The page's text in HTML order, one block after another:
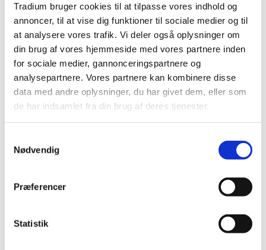
Tradium bruger cookies til at tilpasse vores indhold og
annoncer, til at vise dig funktioner til sociale medier og til
at analysere vores trafik. Vi deler også oplysninger om
din brug af vores hjemmeside med vores partnere inden
for sociale medier, gannonceringspartnere og
analysepartnere. Vores partnere kan kombinere disse
data med andre oplysninger, du har givet dem, eller som
de har indsamlet fra din brug af deres tjenester.
Nødvendig
Præferencer
Statistik
Efter kurset kan du også gennemføre forhandlinger med
kunder i salgssituationer eksempelvis med afsæt i
virksomhedens idé og profil samt salgs- og servicepolitik
med det formål at skabe langvarige kundeforhold og på
sigt øget omsætning og indtjening.
Du lærer at planlægge og gennemføre forhandlinger med
leverandører i forbindelse med indkøbssituationen med det
formål at skabe langvarige leverandørforhold og på sigt
indkøbsbetingelser.